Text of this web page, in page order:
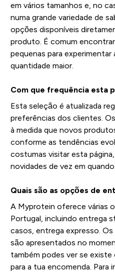
em vários tamanhos e, no
numa grande variedade de
opções disponíveis
produto. É comum encontrar
pequenas para
quantidade maior.
Com que frequência esta
Esta seleção é atualizada
preferências dos clientes.
à medida que novos
conforme as tendências
costumas visitar esta
novidades de vez em quando.
Quais são as opções de
A Myprotein oferece várias
Portugal, incluindo entrega
casos, entrega expresso.
são apresentados no
também podes ver se
para a tua encomenda. Para